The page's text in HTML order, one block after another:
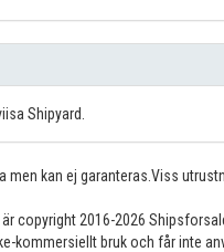
Shipyard.
men kan ej garanteras.Viss
copyright 2016-2026
kommersiellt bruk och får inte